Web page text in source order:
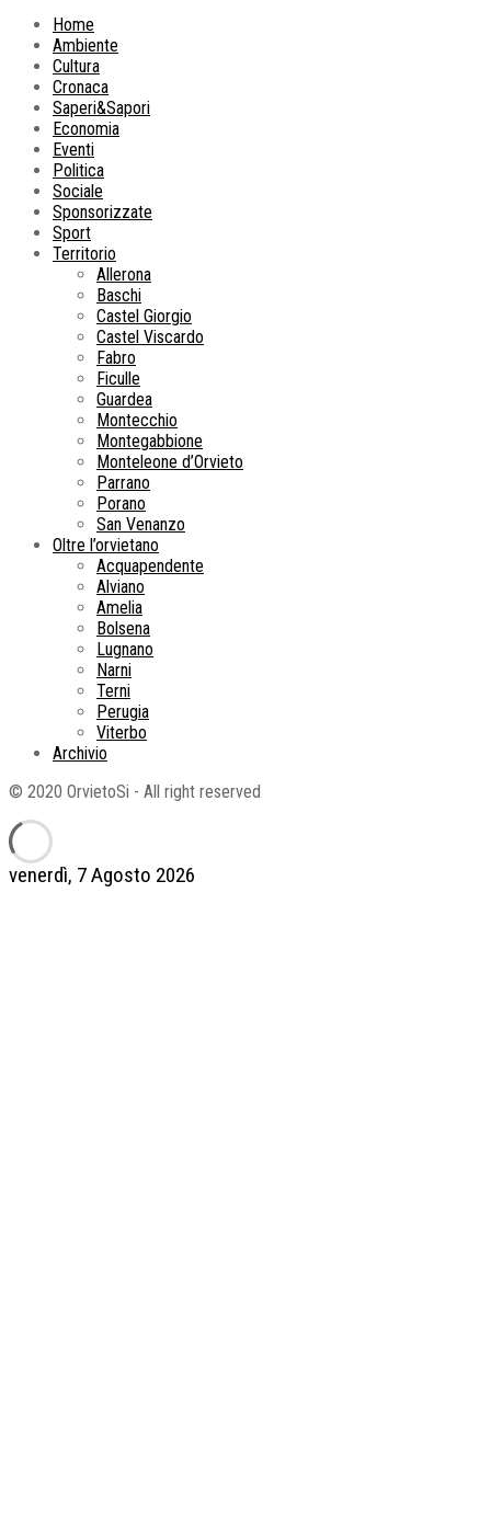
venerdì, 7 Agosto 2026
Home
Ambiente
Cultura
Cronaca
Saperi&Sapori
Economia
Eventi
Politica
Sociale
Sponsorizzate
Sport
Territorio
Allerona
Baschi
Castel Giorgio
Castel Viscardo
Fabro
Ficulle
Guardea
Montecchio
Montegabbione
Monteleone d’Orvieto
Parrano
Porano
San Venanzo
Oltre l’orvietano
Acquapendente
Alviano
Amelia
Bolsena
Lugnano
Narni
Terni
Perugia
Viterbo
Archivio
© 2020 OrvietoSi - All right reserved